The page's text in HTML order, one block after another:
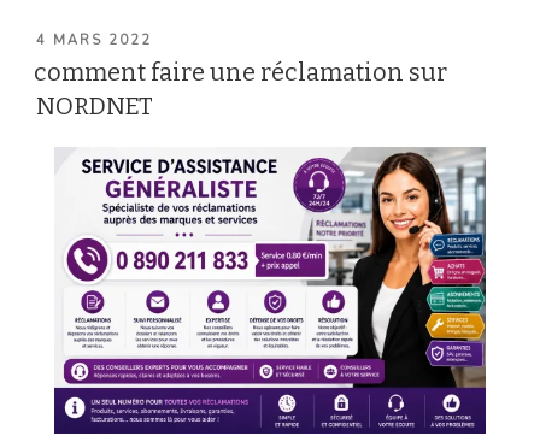
PUBLIÉ
4 MARS 2022
comment faire une réclamation sur
NORDNET